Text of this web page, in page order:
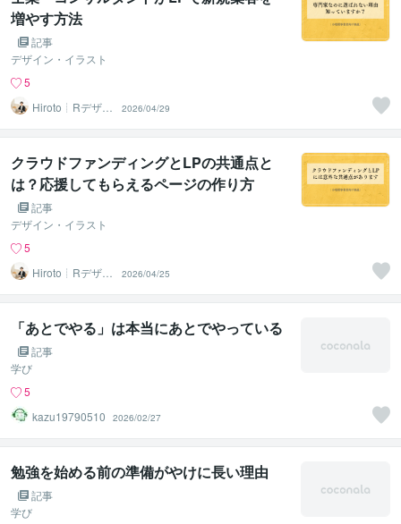
増やす方法
記事
デザイン・イラスト
5
Hiroto┊Rデザイ
ンスタジオ
2026/04/29
クラウドファンディングとLPの共通点と
は？応援してもらえるページの作り方
記事
デザイン・イラスト
5
Hiroto┊Rデザイ
ンスタジオ
2026/04/25
「あとでやる」は本当にあとでやっている
記事
学び
5
kazu19790510
2026/02/27
勉強を始める前の準備がやけに長い理由
記事
学び